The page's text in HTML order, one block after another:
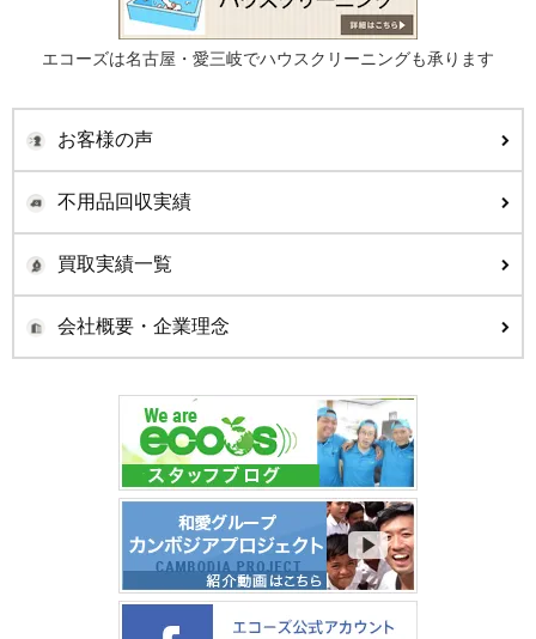
エコーズは名古屋・愛三岐でハウスクリーニングも承ります
お客様の声
不用品回収実績
買取実績一覧
会社概要・企業理念